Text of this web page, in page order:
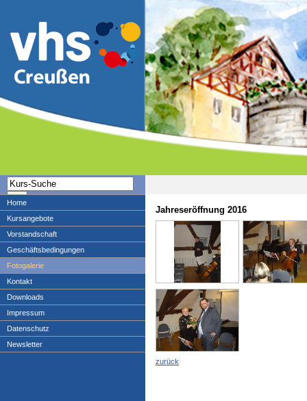
Home
Kursangebote
Vorstandschaft
Geschäftsbedingungen
Fotogalerie
Kontakt
Downloads
Impressum
Datenschutz
Newsletter
Jahreseröffnung 2016
zurück